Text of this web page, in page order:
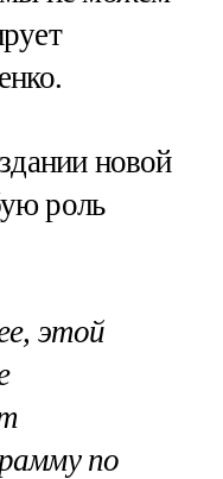
новой
роль
этой
по